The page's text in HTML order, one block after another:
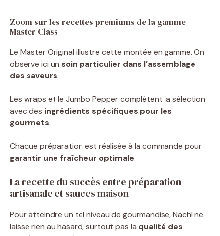
Zoom sur les recettes premiums de la gamme
Master Class
Le Master Original illustre cette montée en gamme. On
observe ici un soin particulier dans l’assemblage
des saveurs.
Les wraps et le Jumbo Pepper complètent la sélection
avec des ingrédients spécifiques pour les
gourmets.
Chaque préparation est réalisée à la commande pour
garantir une fraîcheur optimale.
La recette du succès entre préparation
artisanale et sauces maison
Pour atteindre un tel niveau de gourmandise, Nach! ne
laisse rien au hasard, surtout pas la qualité des